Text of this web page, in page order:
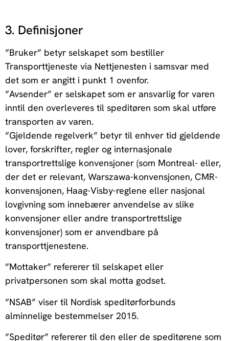
3. Definisjoner
”Bruker” betyr selskapet som bestiller
Transporttjeneste via Nettjenesten i samsvar med
det som er angitt i punkt 1 ovenfor.
”Avsender” er selskapet som er ansvarlig for varen
inntil den overleveres til speditøren som skal utføre
transporten av varen.
”Gjeldende regelverk” betyr til enhver tid gjeldende
lover, forskrifter, regler og internasjonale
transportrettslige konvensjoner (som Montreal- eller,
der det er relevant, Warszawa-konvensjonen, CMR-
konvensjonen, Haag-Visby-reglene eller nasjonal
lovgivning som innebærer anvendelse av slike
konvensjoner eller andre transportrettslige
konvensjoner) som er anvendbare på
transporttjenestene.
”Mottaker” refererer til selskapet eller
privatpersonen som skal motta godset.
”NSAB” viser til Nordisk speditørforbunds
alminnelige bestemmelser 2015.
”Speditør” refererer til den eller de speditørene som